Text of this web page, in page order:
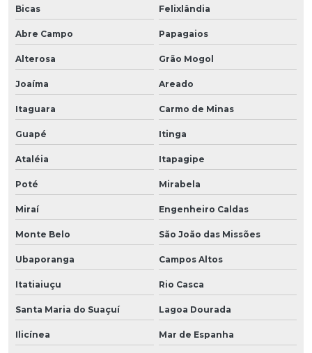
Bicas Felixlândia
Abre Campo Papagaios
Alterosa Grão Mogol
Joaíma Areado
Itaguara Carmo de Minas
Guapé Itinga
Ataléia Itapagipe
Poté Mirabela
Miraí Engenheiro Caldas
Monte Belo São João das Missões
Ubaporanga Campos Altos
Itatiaiuçu Rio Casca
Santa Maria do Suaçuí Lagoa Dourada
Ilicínea Mar de Espanha